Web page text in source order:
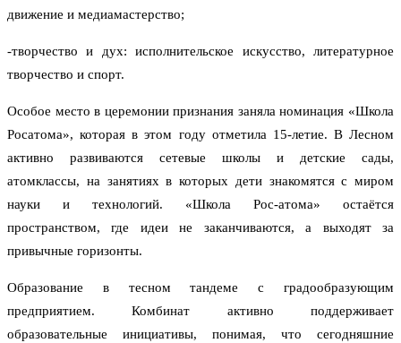
движение и медиамастерство;
-творчество и дух: исполнительское искусство, литературное
творчество и спорт.
Особое место в церемонии признания заняла номинация «Школа
Росатома», которая в этом году отметила 15-летие. В Лесном
активно развиваются сетевые школы и детские сады,
атомклассы, на занятиях в которых дети знакомятся с миром
науки и технологий. «Школа Рос-атома» остаётся
пространством, где идеи не заканчиваются, а выходят за
привычные горизонты.
Образование в тесном тандеме с градообразующим
предприятием. Комбинат активно поддерживает
образовательные инициативы, понимая, что сегодняшние